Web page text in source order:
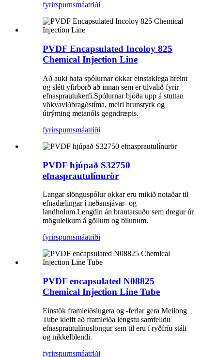
fyrirspurnsmáatriði
PVDF Encapsulated Incoloy 825
Chemical Injection Line
Að auki hafa spólurnar okkar einstaklega hreint
og slétt yfirborð að innan sem er tilvalið fyrir
efnasprautukerfi.Spólurnar bjóða upp á stuttan
vökvaviðbragðstíma, meiri hrunstyrk og
útrýming metanóls gegndræpis.
fyrirspurnsmáatriði
PVDF hjúpað S32750
efnasprautulínurör
Langar slönguspólur okkar eru mikið notaðar til
efnadælingar í neðansjávar- og
landholum.Lengdin án brautarsuðu sem dregur úr
möguleikum á göllum og bilunum.
fyrirspurnsmáatriði
PVDF encapsulated N08825
Chemical Injection Line Tube
Einstök framleiðslugeta og -ferlar gera Meilong
Tube kleift að framleiða lengstu samfelldu
efnasprautulínuslöngur sem til eru í ryðfríu stáli
og nikkelblendi.
fyrirspurnsmáatriði